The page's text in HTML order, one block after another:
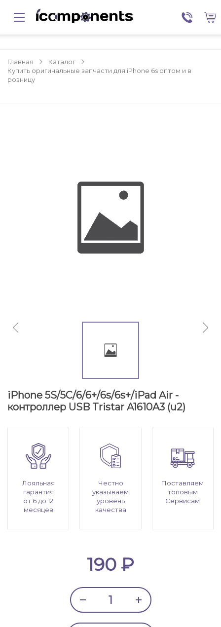
Главная
Каталог
Купить оригинальные запчасти для iPhone 6s оптом и в
розницу
iPhone 5S/5C/6/6+/6s/6s+/iPad Air -
контроллер USB Tristar A1610A3 (u2)
Лояльная
гарантия
от 6 до 12
месяцев
Честно
указываем
уровень
качества
Поставляем
топовым
Сервисам
190 ₽